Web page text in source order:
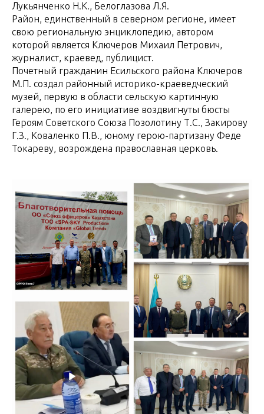
Лукьянченко Н.К., Белоглазова Л.Я.
Район, единственный в северном регионе, имеет
свою региональную энциклопедию, автором
которой является Ключеров Михаил Петрович,
журналист, краевед, публицист.
Почетный гражданин Есильского района Ключеров
М.П. создал районный историко-краеведческий
музей, первую в области сельскую картинную
галерею, по его инициативе воздвигнуты бюсты
Героям Советского Союза Позолотину Т.С., Закирову
Г.З., Коваленко П.В., юному герою-партизану Феде
Токареву, возрождена православная церковь.